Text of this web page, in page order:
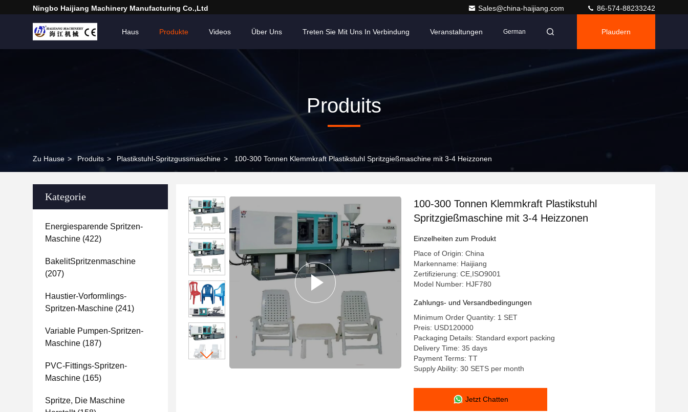
Ningbo Haijiang Machinery Manufacturing Co.,Ltd Sales@china-haijiang.com 86-574-88233242
Haus Produkte Videos Über Uns Treten Sie Mit Uns In Verbindung Veranstaltungen German Plaudern
Produits
Zu Hause > Produits > Plastikstuhl-Spritzgussmaschine > 100-300 Tonnen Klemmkraft Plastikstuhl Spritzgießmaschine mit 3-4 Heizzonen
Kategorie
Energiesparende Spritzen-
Maschine (422)
BakelitSpritzenmaschine
(207)
Haustier-Vorformlings-
Spritzen-Maschine (241)
Variable Pumpen-Spritzen-
Maschine (187)
PVC-Fittings-Spritzen-
Maschine (165)
Spritze, Die Maschine
100-300 Tonnen Klemmkraft Plastikstuhl
Spritzgießmaschine mit 3-4 Heizzonen
Einzelheiten zum Produkt
Place of Origin: China
Markenname: Haijiang
Zertifizierung: CE,ISO9001
Model Number: HJF780
Zahlungs- und Versandbedingungen
Minimum Order Quantity: 1 SET
Preis: USD120000
Packaging Details: Standard export packing
Delivery Time: 35 days
Payment Terms: TT
Supply Ability: 30 SETS per month
Jetzt Chatten